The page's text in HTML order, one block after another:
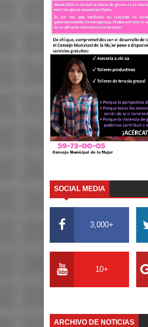
SOCIAL MEDIA
3,000+
10+
ARCHIVO DE NOTICIAS